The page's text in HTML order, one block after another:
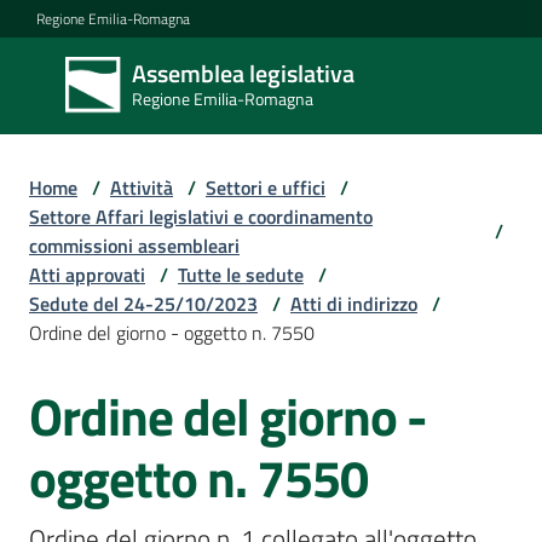
Vai al contenuto
Vai alla navigazione
Vai al footer
Regione Emilia-Romagna
Assemblea legislativa
Regione Emilia-Romagna
Assemblea
legislativa
Regione Emilia-
Assemblea
Home / Attività / Settori e uffici /
Settore Affari legislativi e coordinamento
commissioni assembleari
/
Atti approvati / Tutte le sedute /
Sedute del 24-25/10/2023 / Atti di indirizzo /
Ordine del giorno - oggetto n. 7550
Ordine del giorno -
oggetto n. 7550